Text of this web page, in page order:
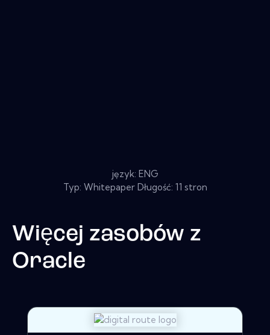
język: ENG
Typ: Whitepaper Długość: 11 stron
Więcej zasobów z
Oracle